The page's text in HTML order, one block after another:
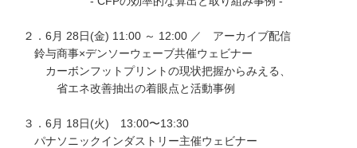
２．6月 28日(金) 11:00 ～ 12:00 ／ アーカイブ配信
鈴与商事×デンソーウェーブ共催ウェビナー
カーボンフットプリントの現状把握からみえる、
省エネ改善抽出の着眼点と活動事例
３．6月 18日(火) 13:00〜13:30
パナソニックインダストリー主催ウェビナー